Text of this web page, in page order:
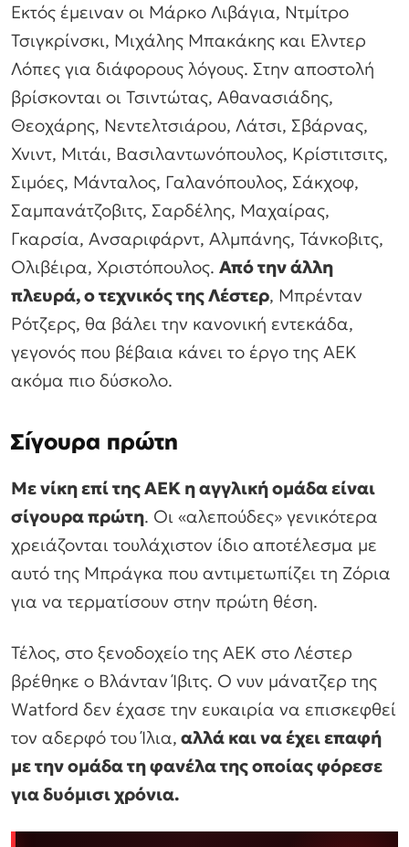
Εκτός έμειναν οι Μάρκο Λιβάγια, Ντμίτρο
Τσιγκρίνσκι, Μιχάλης Μπακάκης και Ελντερ
Λόπες για διάφορους λόγους. Στην αποστολή
βρίσκονται οι Τσιντώτας, Αθανασιάδης,
Θεοχάρης, Νεντελτσιάρου, Λάτσι, Σβάρνας,
Χνιντ, Μιτάι, Βασιλαντωνόπουλος, Κρίστιτσιτς,
Σιμόες, Μάνταλος, Γαλανόπουλος, Σάκχοφ,
Σαμπανάτζοβιτς, Σαρδέλης, Μαχαίρας,
Γκαρσία, Ανσαριφάρντ, Αλμπάνης, Τάνκοβιτς,
Ολιβέιρα, Χριστόπουλος. Από την άλλη
πλευρά, ο τεχνικός της Λέστερ, Μπρένταν
Ρότζερς, θα βάλει την κανονική εντεκάδα,
γεγονός που βέβαια κάνει το έργο της ΑΕΚ
ακόμα πιο δύσκολο.
Σίγουρα πρώτη
Με νίκη επί της ΑΕΚ η αγγλική ομάδα είναι
σίγουρα πρώτη. Οι «αλεπούδες» γενικότερα
χρειάζονται τουλάχιστον ίδιο αποτέλεσμα με
αυτό της Μπράγκα που αντιμετωπίζει τη Ζόρια
για να τερματίσουν στην πρώτη θέση.
Τέλος, στο ξενοδοχείο της ΑΕΚ στο Λέστερ
βρέθηκε ο Βλάνταν Ίβιτς. Ο νυν μάνατζερ της
Watford δεν έχασε την ευκαιρία να επισκεφθεί
τον αδερφό του Ίλια, αλλά και να έχει επαφή
με την ομάδα τη φανέλα της οποίας φόρεσε
για δυόμισι χρόνια.